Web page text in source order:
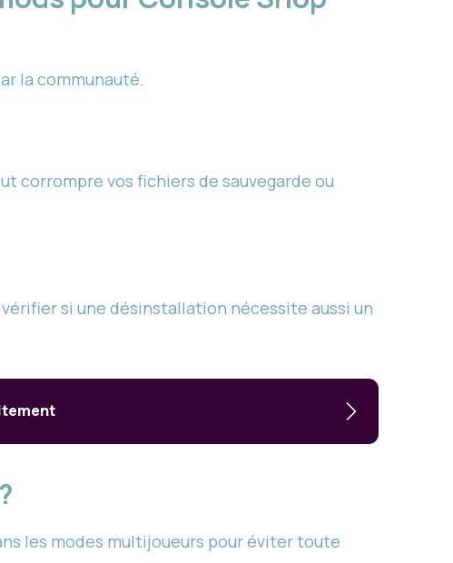
la communauté.
corrompre vos fichiers de sauvegarde ou
si une désinstallation nécessite aussi un
les modes multijoueurs pour éviter toute